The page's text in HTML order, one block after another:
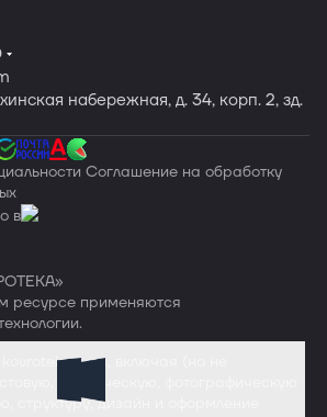
набережная, д. 34, корп. 2, зд.
Соглашение на обработку
в
ресурсе применяются
.
kovroteka.com
графическую, фотографическую
структуру, дизайн и оформление